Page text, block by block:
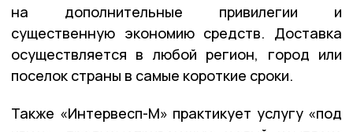
на дополнительные привилегии и
существенную экономию средств. Доставка
осуществляется в любой регион, город или
поселок страны в самые короткие сроки.
Также «Интервесп-М» практикует услугу «под